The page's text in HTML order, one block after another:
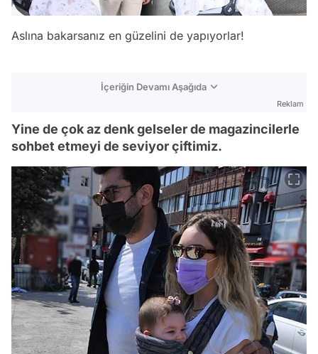
Aslına bakarsanız en güzelini de yapıyorlar!
İçeriğin Devamı Aşağıda
Reklam
Yine de çok az denk gelseler de magazincilerle
sohbet etmeyi de seviyor çiftimiz.